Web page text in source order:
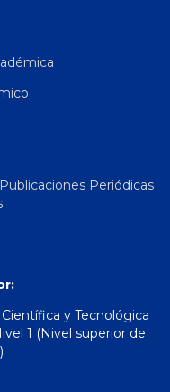
Periódicas
y Tecnológica
1 (Nivel superior de